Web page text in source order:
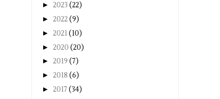
► 2023 (22)
► 2022(9)
► 2021(10)
► 2020 (20)
► 2019 (7)
► 2018 (6)
► 2017 (34)